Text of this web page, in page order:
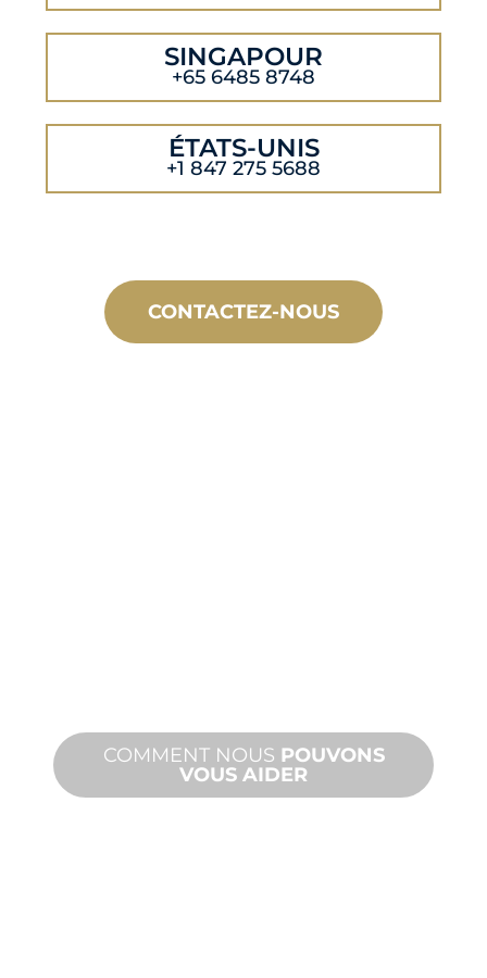
SINGAPOUR
+65 6485 8748
ÉTATS-UNIS
+1 847 275 5688
CONTACTEZ-NOUS
COMMENT NOUS POUVONS
VOUS AIDER